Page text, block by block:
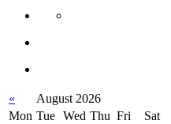
« August 2026
Mon Tue Wed Thu Fri Sat